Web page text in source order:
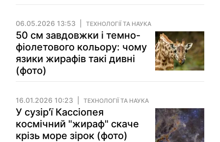
06.05.2026 13:53 ТЕХНОЛОГІЇ ТА НАУКА
50 см завдовжки і темно-
фіолетового кольору: чому
язики жирафів такі дивні
(фото)
16.01.2026 10:23 ТЕХНОЛОГІЇ ТА НАУКА
У сузір'ї Кассіопея
космічний "жираф" скаче
крізь море зірок (фото)